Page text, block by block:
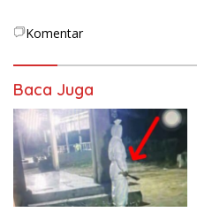
Komentar
Baca Juga